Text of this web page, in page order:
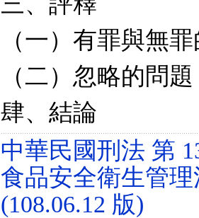
（一）有罪與無
（二）忽略的問題
肆、結論
中華民國刑法 第
食品安全衛生管理
(108.06.12 版)